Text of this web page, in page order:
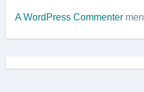
A WordPress Commenter